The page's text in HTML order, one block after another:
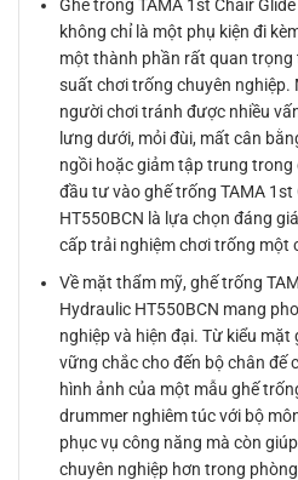
Ghế trống TAMA 1st Chair
không chỉ là một phụ kiện đi
một thành phần rất quan trọng
suất chơi trống chuyên nghiệp.
người chơi tránh được nhiều
lưng dưới, mỏi đùi, mất cân
ngồi hoặc giảm tập trung trong
đầu tư vào ghế trống TAMA 1st
HT550BCN là lựa chọn đáng
cấp trải nghiệm chơi trống một
Về mặt thẩm mỹ, ghế trống
Hydraulic HT550BCN mang
nghiệp và hiện đại. Từ kiểu
vững chắc cho đến bộ chân đế
hình ảnh của một mẫu ghế
drummer nghiêm túc với bộ
phục vụ công năng mà còn
chuyên nghiệp hơn trong